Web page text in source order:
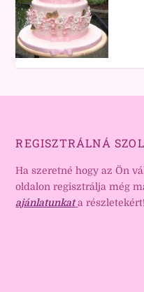
REGISZTRÁLNÁ
Ha szeretné hogy az Ön
oldalon regisztrálja még
ajánlatunkat a részletekért!